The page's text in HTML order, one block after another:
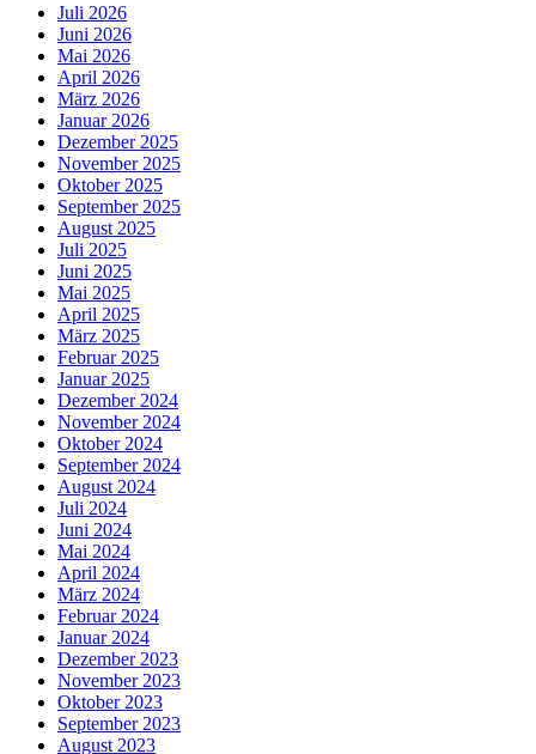
Juli 2026
Juni 2026
Mai 2026
April 2026
März 2026
Januar 2026
Dezember 2025
November 2025
Oktober 2025
September 2025
August 2025
Juli 2025
Juni 2025
Mai 2025
April 2025
März 2025
Februar 2025
Januar 2025
Dezember 2024
November 2024
Oktober 2024
September 2024
August 2024
Juli 2024
Juni 2024
Mai 2024
April 2024
März 2024
Februar 2024
Januar 2024
Dezember 2023
November 2023
Oktober 2023
September 2023
August 2023